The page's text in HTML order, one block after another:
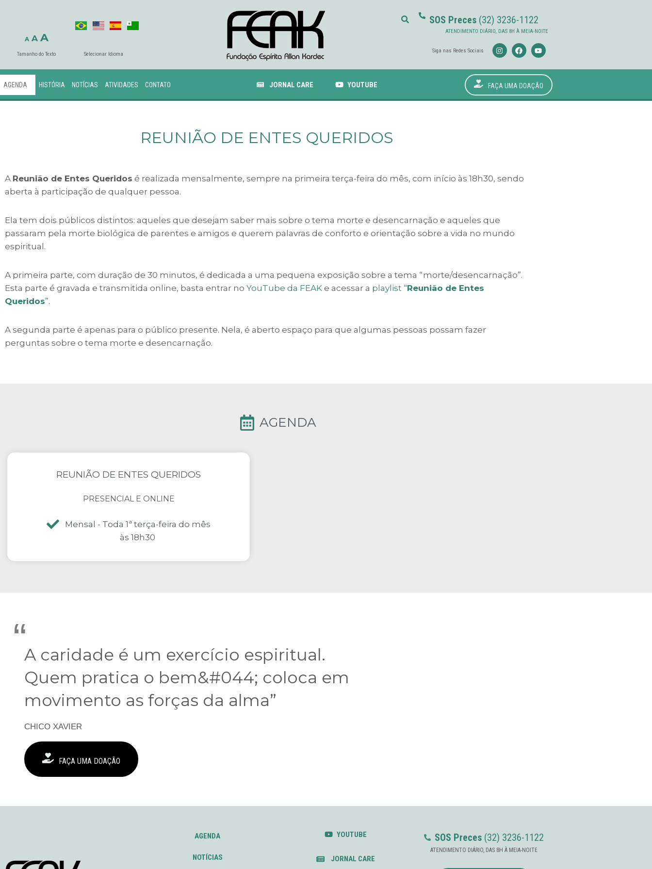
A A A
Tamanho do Texto Selecionar Idioma
SOS Preces (32) 3236-1122
ATENDIMENTO DIÁRIO, DAS 8H À MEIA-NOITE
Siga nas Redes Sociais
AGENDA HISTÓRIA NOTÍCIAS ATIVIDADES CONTATO JORNAL CARE YOUTUBE FAÇA UMA DOAÇÃO
REUNIÃO DE ENTES QUERIDOS
A Reunião de Entes Queridos é realizada mensalmente, sempre na primeira terça-feira do mês, com início às 18h30, sendo
aberta à participação de qualquer pessoa.
Ela tem dois públicos distintos: aqueles que desejam saber mais sobre o tema morte e desencarnação e aqueles que
passaram pela morte biológica de parentes e amigos e querem palavras de conforto e orientação sobre a vida no mundo
espiritual.
A primeira parte, com duração de 30 minutos, é dedicada a uma pequena exposição sobre a tema “morte/desencarnação”.
Esta parte é gravada e transmitida online, basta entrar no YouTube da FEAK e acessar a playlist “Reunião de Entes
Queridos”.
A segunda parte é apenas para o público presente. Nela, é aberto espaço para que algumas pessoas possam fazer
perguntas sobre o tema morte e desencarnação.
AGENDA
REUNIÃO DE ENTES QUERIDOS
PRESENCIAL E ONLINE
Mensal - Toda 1ª terça-feira do mês
às 18h30
“A caridade é um exercício espiritual.
Quem pratica o bem&#044; coloca em
movimento as forças da alma”
CHICO XAVIER
FAÇA UMA DOAÇÃO
AGENDA
NOTÍCIAS
YOUTUBE
JORNAL CARE
SOS Preces (32) 3236-1122
ATENDIMENTO DIÁRIO, DAS 8H À MEIA-NOITE